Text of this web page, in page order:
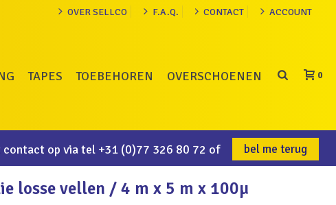
OVER SELLCO F.A.Q. CONTACT ACCOUNT
TAPES TOEBEHOREN OVERSCHOENEN 0
contact op via tel +31 (0)77 326 80 72 of bel me terug
losse vellen / 4 m x 5 m x 100µ